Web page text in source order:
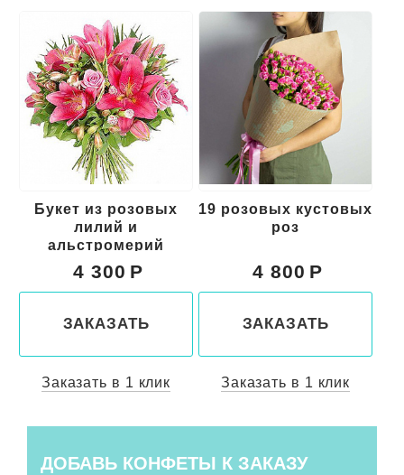
19 розовых кустовых
роз
4 800
ЗАКАЗАТЬ
Заказать в 1 клик
Букет из красных
цветов "Свидание"
5 000
ЗАКАЗАТЬ
Заказать в 1 клик
ДОБАВЬ КОНФЕТЫ К ЗАКАЗУ